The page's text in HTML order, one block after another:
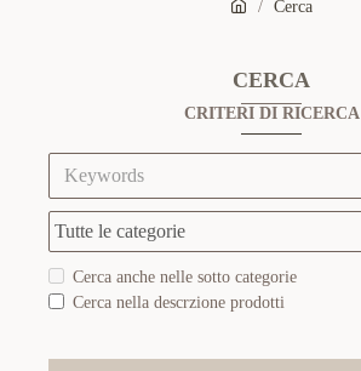
Cerca
CERCA
CRITERI DI RICERCA
Cerca anche nelle sotto categorie
Cerca nella descrzione prodotti